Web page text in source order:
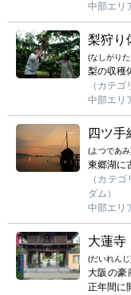
中部エリ
梨狩り
(なしがり
梨の収穫
（カテ
中部エリ
四ツ手
(よつであみ
東郷湖に
（カテ
ダム）
中部エリ
大蓮寺
(だいれんじ
大阪の豪
正年間に